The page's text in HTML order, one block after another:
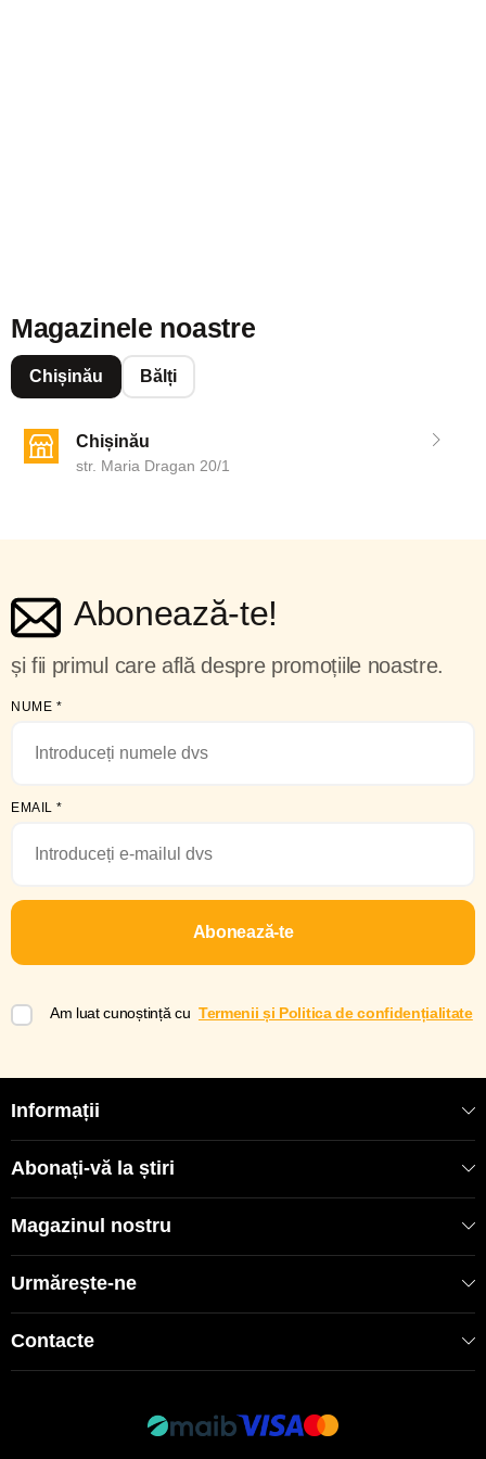
Magazinele noastre
Chișinău Bălți
Chișinău
str. Maria Dragan 20/1
Abonează-te!
și fii primul care află despre promoțiile noastre.
NUME *
EMAIL *
Abonează-te
Am luat cunoștință cu Termenii și Politica de confidențialitate
Informații
Abonați-vă la știri
Magazinul nostru
Urmărește-ne
Contacte